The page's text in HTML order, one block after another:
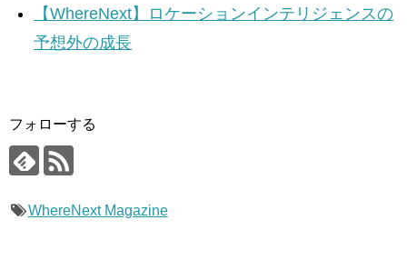
【WhereNext】ロケーションインテリジェンスの
予想外の成長
フォローする
WhereNext Magazine